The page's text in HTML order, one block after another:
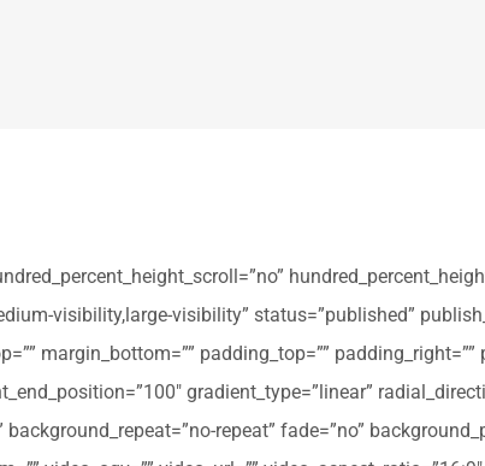
visibility,large-visibility” status=”published”
margin_bottom=”” padding_top=””
gradient_type=”linear”
repeat” fade=”no”